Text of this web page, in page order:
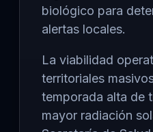
biológico para
alertas locales.
La viabilidad
territoriales
temporada alta de
mayor radiación